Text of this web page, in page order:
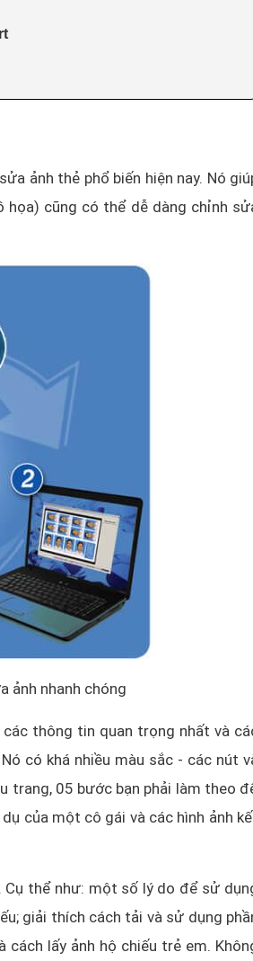
ảnh thẻ phổ biến hiện nay. Nó
cũng có thể dễ dàng chỉnh
ảnh nhanh chóng
thông tin quan trọng nhất và
có khá nhiều màu sắc - các nút
trang, 05 bước bạn phải làm theo
của một cô gái và các hình ảnh
thể như: một số lý do để sử
giải thích cách tải và sử dụng
lấy ảnh hộ chiếu trẻ em.